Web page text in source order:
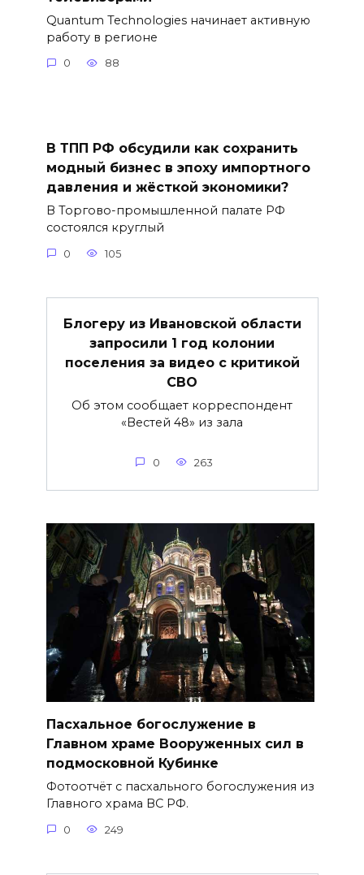
Quantum Technologies начинает активную
работу в регионе
0 88
В ТПП РФ обсудили как сохранить
модный бизнес в эпоху импортного
давления и жёсткой экономики?
В Торгово-промышленной палате РФ
состоялся круглый
0 105
Блогеру из Ивановской области
запросили 1 год колонии
поселения за видео с критикой
СВО
Об этом сообщает корреспондент
«Вестей 48» из зала
0 263
Пасхальное богослужение в
Главном храме Вооруженных сил в
подмосковной Кубинке
Фотоотчёт с пасхального богослужения из
Главного храма ВС РФ.
0 249